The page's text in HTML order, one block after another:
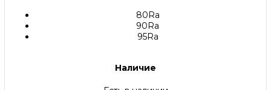
80Ra
90Ra
95Ra
Наличие